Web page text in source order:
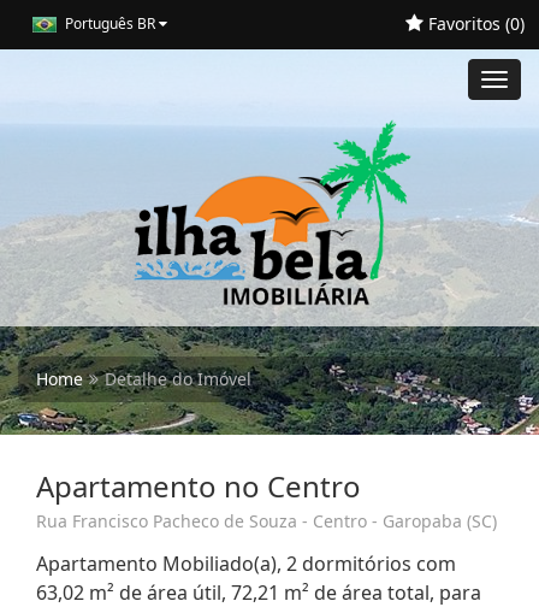
Português BR Favoritos (0)
Home Detalhe do Imóvel
Apartamento no Centro
Rua Francisco Pacheco de Souza - Centro - Garopaba (SC)
Apartamento Mobiliado(a), 2 dormitórios com
63,02 m² de área útil, 72,21 m² de área total, para